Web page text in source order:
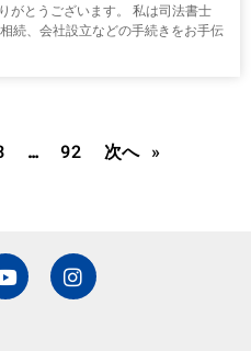
がとうございます。 私は司法書士
続、会社設立などの手続きをお手伝
… 92 次へ »
Y
o
u
I
n
s